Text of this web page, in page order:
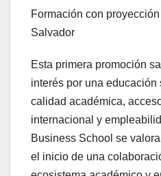
Formación con
Salvador
Esta primera promoción
interés por una
calidad académica,
internacional y
Business School se
el inicio de una